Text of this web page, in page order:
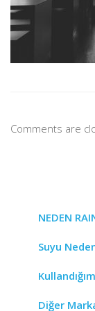
Comments are
NEDEN
Suyu
Diğer